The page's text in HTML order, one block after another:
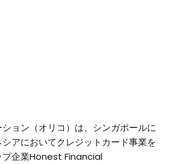
ョン（オリコ）は、シンガポールに
アにおいてクレジットカード事業を
プ企業Honest Financial